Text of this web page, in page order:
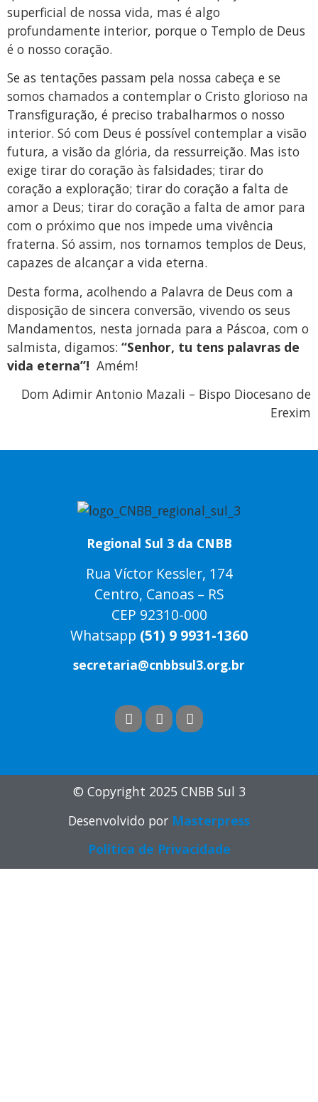
superficial de nossa vida, mas é algo
profundamente interior, porque o Templo de Deus
é o nosso coração.
Se as tentações passam pela nossa cabeça e se
somos chamados a contemplar o Cristo glorioso na
Transfiguração, é preciso trabalharmos o nosso
interior. Só com Deus é possível contemplar a visão
futura, a visão da glória, da ressurreição. Mas isto
exige tirar do coração às falsidades; tirar do
coração a exploração; tirar do coração a falta de
amor a Deus; tirar do coração a falta de amor para
com o próximo que nos impede uma vivência
fraterna. Só assim, nos tornamos templos de Deus,
capazes de alcançar a vida eterna.
Desta forma, acolhendo a Palavra de Deus com a
disposição de sincera conversão, vivendo os seus
Mandamentos, nesta jornada para a Páscoa, com o
salmista, digamos: “Senhor, tu tens palavras de
vida eterna”! Amém!
Dom Adimir Antonio Mazali – Bispo Diocesano de
Erexim
Regional Sul 3 da CNBB
Rua Víctor Kessler, 174
Centro, Canoas – RS
CEP 92310-000
Whatsapp (51) 9 9931-1360
secretaria@cnbbsul3.org.br
© Copyright 2025 CNBB Sul 3
Desenvolvido por Masterpress
Política de Privacidade